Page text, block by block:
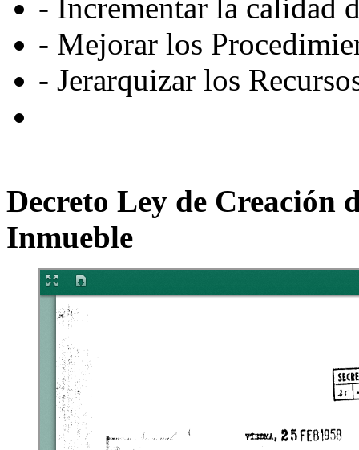
- Incrementar la calidad
- Mejorar los
- Jerarquizar los
Decreto Ley de Creación
Inmueble